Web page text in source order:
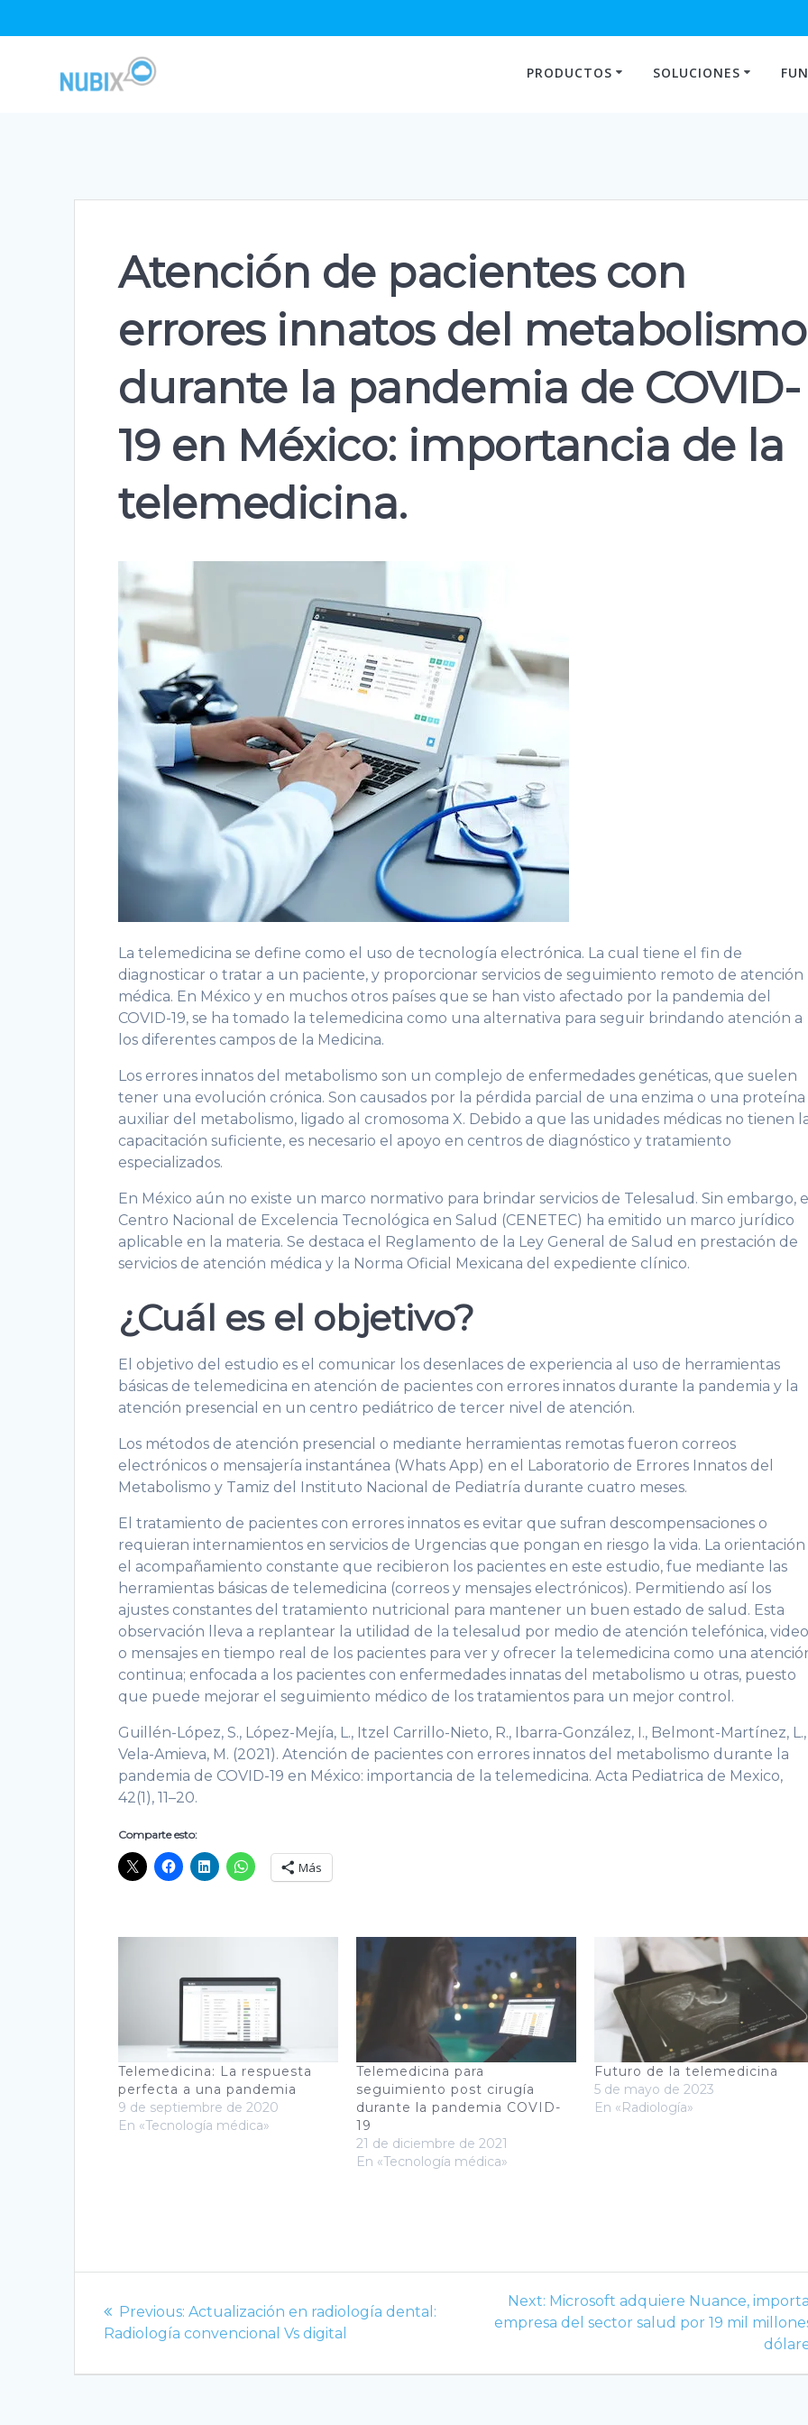
PRODUCTOS
SOLUCIONES
Atención de pacientes con
errores innatos del metabolismo
durante la pandemia de COVID-
19 en México: importancia de la
telemedicina.
La telemedicina se define como el uso de tecnología electrónica. La cual tiene el fin de
diagnosticar o tratar a un paciente, y proporcionar servicios de seguimiento remoto de atención
médica. En México y en muchos otros países que se han visto afectado por la pandemia del
COVID-19, se ha tomado la telemedicina como una alternativa para seguir brindando atención a
los diferentes campos de la Medicina.
Los errores innatos del metabolismo son un complejo de enfermedades genéticas, que suelen
tener una evolución crónica. Son causados por la pérdida parcial de una enzima o una proteína
auxiliar del metabolismo, ligado al cromosoma X. Debido a que las unidades médicas no tienen
capacitación suficiente, es necesario el apoyo en centros de diagnóstico y tratamiento
especializados.
En México aún no existe un marco normativo para brindar servicios de Telesalud. Sin embargo,
Centro Nacional de Excelencia Tecnológica en Salud (CENETEC) ha emitido un marco jurídico
aplicable en la materia. Se destaca el Reglamento de la Ley General de Salud en prestación de
servicios de atención médica y la Norma Oficial Mexicana del expediente clínico.
¿Cuál es el objetivo?
El objetivo del estudio es el comunicar los desenlaces de experiencia al uso de herramientas
básicas de telemedicina en atención de pacientes con errores innatos durante la pandemia y la
atención presencial en un centro pediátrico de tercer nivel de atención.
Los métodos de atención presencial o mediante herramientas remotas fueron correos
electrónicos o mensajería instantánea (Whats App) en el Laboratorio de Errores Innatos del
Metabolismo y Tamiz del Instituto Nacional de Pediatría durante cuatro meses.
El tratamiento de pacientes con errores innatos es evitar que sufran descompensaciones o
requieran internamientos en servicios de Urgencias que pongan en riesgo la vida. La orientación
el acompañamiento constante que recibieron los pacientes en este estudio, fue mediante las
herramientas básicas de telemedicina (correos y mensajes electrónicos). Permitiendo así los
ajustes constantes del tratamiento nutricional para mantener un buen estado de salud. Esta
observación lleva a replantear la utilidad de la telesalud por medio de atención telefónica,
o mensajes en tiempo real de los pacientes para ver y ofrecer la telemedicina como una
continua; enfocada a los pacientes con enfermedades innatas del metabolismo u otras, puesto
que puede mejorar el seguimiento médico de los tratamientos para un mejor control.
Guillén-López, S., López-Mejía, L., Itzel Carrillo-Nieto, R., Ibarra-González, I., Belmont-Martínez,
Vela-Amieva, M. (2021). Atención de pacientes con errores innatos del metabolismo durante la
pandemia de COVID-19 en México: importancia de la telemedicina. Acta Pediatrica de Mexico,
42(1), 11–20.
Comparte esto:
Más
Telemedicina: La respuesta
perfecta a una pandemia
9 de septiembre de 2020
En «Tecnología médica»
Telemedicina para
seguimiento post cirugía
durante la pandemia COVID-
19
21 de diciembre de 2021
En «Tecnología médica»
Futuro de la telemedicina
5 de mayo de 2023
En «Radiología»
de
entradas
Previous: Previous
post:
Actualización en radiología dental:
Radiología convencional Vs digital
Next: Next
post:
Microsoft adquiere Nuance,
empresa del sector salud por 19 mil